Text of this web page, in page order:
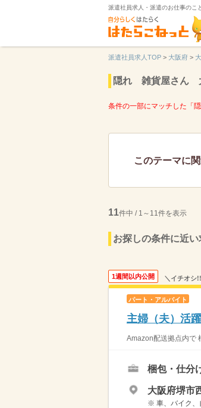
派遣社員求人・派遣のお仕事のこ
派遣社員求人TOP > 大阪府 >
隠れ 雑貨屋さん
条件の一部にマッチした「
このテーマに
11件中 / 1～11件を表示
お探しの条件に近
1週間以内公開 ＼イチオシ
パート・アルバイト
主婦（夫）活
Amazon配送拠点内で
梱包・仕分
大阪府堺市
※ 車、バイク、